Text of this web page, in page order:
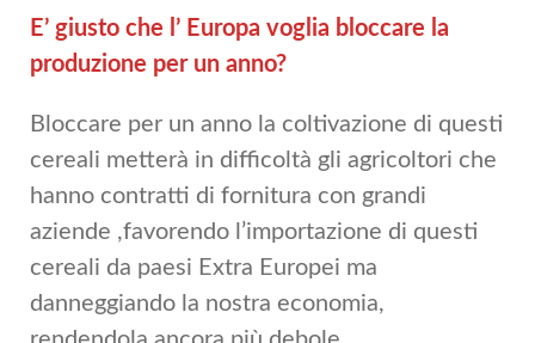
E’ giusto che l’ Europa voglia bloccare la
produzione per un anno?
Bloccare per un anno la coltivazione di questi
cereali metterà in difficoltà gli agricoltori che
hanno contratti di fornitura con grandi
aziende ,favorendo l’importazione di questi
cereali da paesi Extra Europei ma
danneggiando la nostra economia,